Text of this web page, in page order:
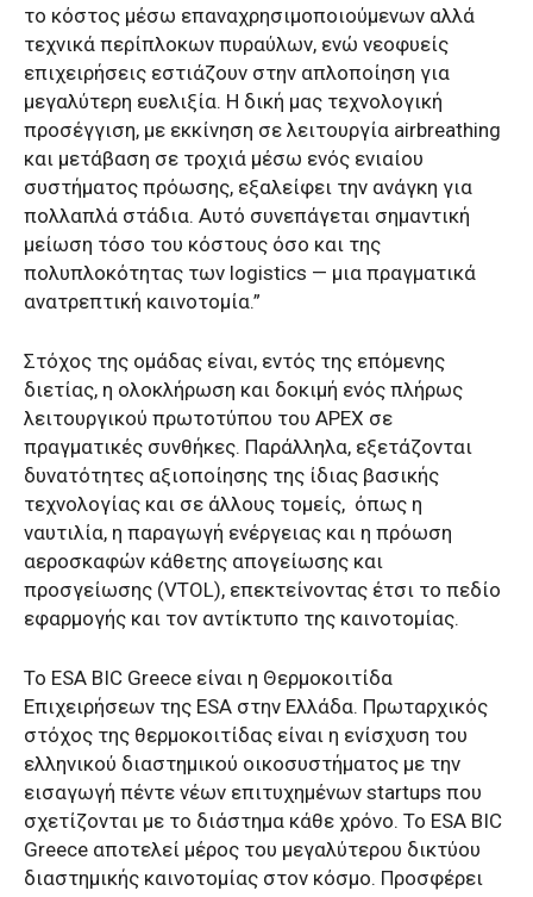
το κόστος μέσω επαναχρησιμοποιούμενων αλλά
τεχνικά περίπλοκων πυραύλων, ενώ νεοφυείς
επιχειρήσεις εστιάζουν στην απλοποίηση για
μεγαλύτερη ευελιξία. Η δική μας τεχνολογική
προσέγγιση, με εκκίνηση σε λειτουργία airbreathing
και μετάβαση σε τροχιά μέσω ενός ενιαίου
συστήματος πρόωσης, εξαλείφει την ανάγκη για
πολλαπλά στάδια. Αυτό συνεπάγεται σημαντική
μείωση τόσο του κόστους όσο και της
πολυπλοκότητας των logistics — μια πραγματικά
ανατρεπτική καινοτομία.”
Στόχος της ομάδας είναι, εντός της επόμενης
διετίας, η ολοκλήρωση και δοκιμή ενός πλήρως
λειτουργικού πρωτοτύπου του APEX σε
πραγματικές συνθήκες. Παράλληλα, εξετάζονται
δυνατότητες αξιοποίησης της ίδιας βασικής
τεχνολογίας και σε άλλους τομείς, όπως η
ναυτιλία, η παραγωγή ενέργειας και η πρόωση
αεροσκαφών κάθετης απογείωσης και
προσγείωσης (VTOL), επεκτείνοντας έτσι το πεδίο
εφαρμογής και τον αντίκτυπο της καινοτομίας.
Το ESA BIC Greece είναι η Θερμοκοιτίδα
Επιχειρήσεων της ESA στην Ελλάδα. Πρωταρχικός
στόχος της θερμοκοιτίδας είναι η ενίσχυση του
ελληνικού διαστημικού οικοσυστήματος με την
εισαγωγή πέντε νέων επιτυχημένων startups που
σχετίζονται με το διάστημα κάθε χρόνο. Το ESA BIC
Greece αποτελεί μέρος του μεγαλύτερου δικτύου
διαστημικής καινοτομίας στον κόσμο. Προσφέρει